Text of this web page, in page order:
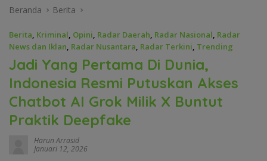
Beranda Berita
Berita, Kriminal, Opini, Radar Daerah, Radar Nasional, Radar
News dan Iklan, Radar Nusantara, Radar Terkini, Trending
Jadi Yang Pertama Di Dunia,
Indonesia Resmi Putuskan Akses
Chatbot AI Grok Milik X Buntut
Praktik Deepfake
Harun Arrasid
Januari 12, 2026